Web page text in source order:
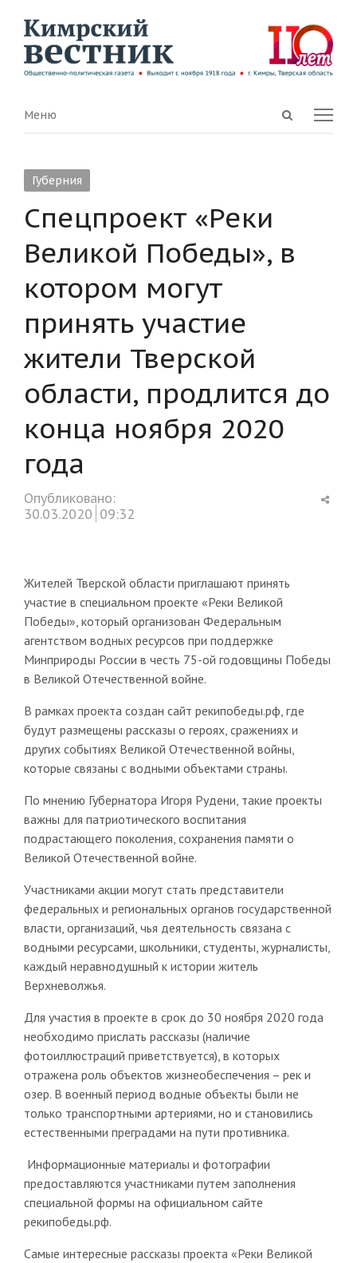
Open
Menu
Меню
Губерния
Cпецпроект «Реки
Великой Победы», в
котором могут
принять участие
жители Тверской
области, продлится до
конца ноября 2020
года
Опубликовано:
30.03.2020 09:32
Жителей Тверской области приглашают принять
участие в специальном проекте «Реки Великой
Победы», который организован Федеральным
агентством водных ресурсов при поддержке
Минприроды России в честь 75-ой годовщины Победы
в Великой Отечественной войне.
В рамках проекта создан сайт рекипобеды.рф, где
будут размещены рассказы о героях, сражениях и
других событиях Великой Отечественной войны,
которые связаны с водными объектами страны.
По мнению Губернатора Игоря Рудени, такие проекты
важны для патриотического воспитания
подрастающего поколения, сохранения памяти о
Великой Отечественной войне.
Участниками акции могут стать представители
федеральных и региональных органов государственной
власти, организаций, чья деятельность связана с
водными ресурсами, школьники, студенты, журналисты,
каждый неравнодушный к истории житель
Верхневолжья.
Для участия в проекте в срок до 30 ноября 2020 года
необходимо прислать рассказы (наличие
фотоиллюстраций приветствуется), в которых
отражена роль объектов жизнеобеспечения – рек и
озер. В военный период водные объекты были не
только транспортными артериями, но и становились
естественными преградами на пути противника.
Информационные материалы и фотографии
предоставляются участниками путем заполнения
специальной формы на официальном сайте
рекипобеды.рф.
Самые интересные рассказы проекта «Реки Великой